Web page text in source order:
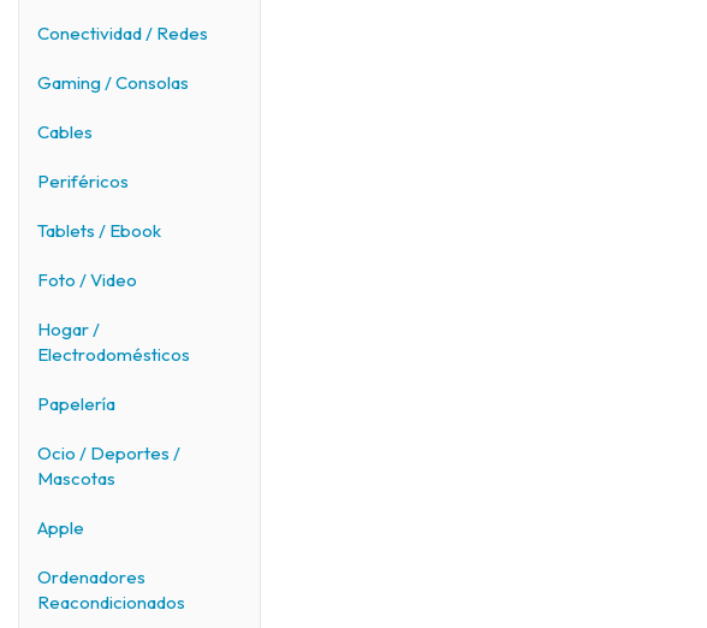
Conectividad / Redes
Gaming / Consolas
Cables
Periféricos
Tablets / Ebook
Foto / Video
Hogar /
Electrodomésticos
Papelería
Ocio / Deportes /
Mascotas
Apple
Ordenadores
Reacondicionados